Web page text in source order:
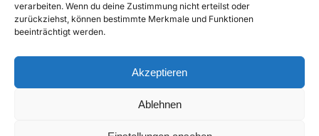
verarbeiten. Wenn du deine Zustimmung nicht erteilst oder
zurückziehst, können bestimmte Merkmale und Funktionen
beeinträchtigt werden.
Akzeptieren
Ablehnen
Roten Teufel |Impressum|Datenschutz
Realisierung duwomedia